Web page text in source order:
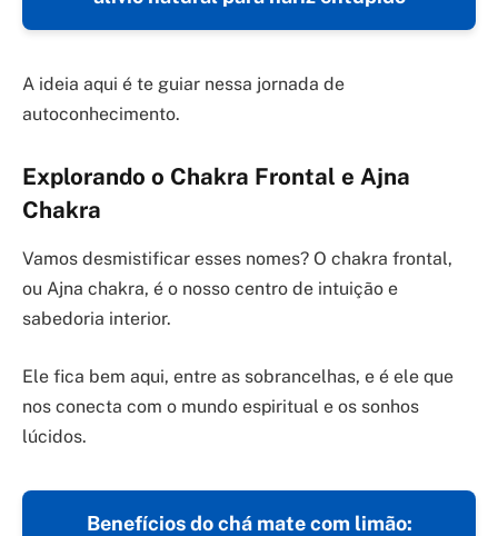
A ideia aqui é te guiar nessa jornada de
autoconhecimento.
Explorando o Chakra Frontal e Ajna
Chakra
Vamos desmistificar esses nomes? O chakra frontal,
ou Ajna chakra, é o nosso centro de intuição e
sabedoria interior.
Ele fica bem aqui, entre as sobrancelhas, e é ele que
nos conecta com o mundo espiritual e os sonhos
lúcidos.
Benefícios do chá mate com limão: